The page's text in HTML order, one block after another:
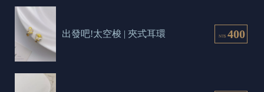
NT$ 400
出發吧!太空梭 | 夾式耳環